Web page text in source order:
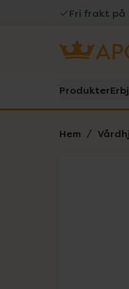
Fri frakt
Produkter
Hem